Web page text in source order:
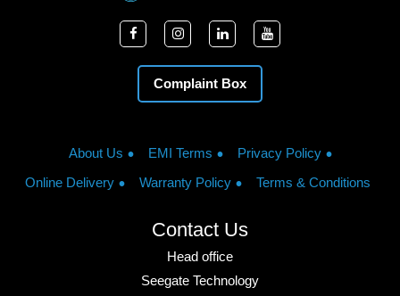
Complaint Box
About Us EMI Terms
Privacy Policy
Online Delivery
Warranty Policy Terms & Conditions
Contact Us
Head office
Seegate Technology